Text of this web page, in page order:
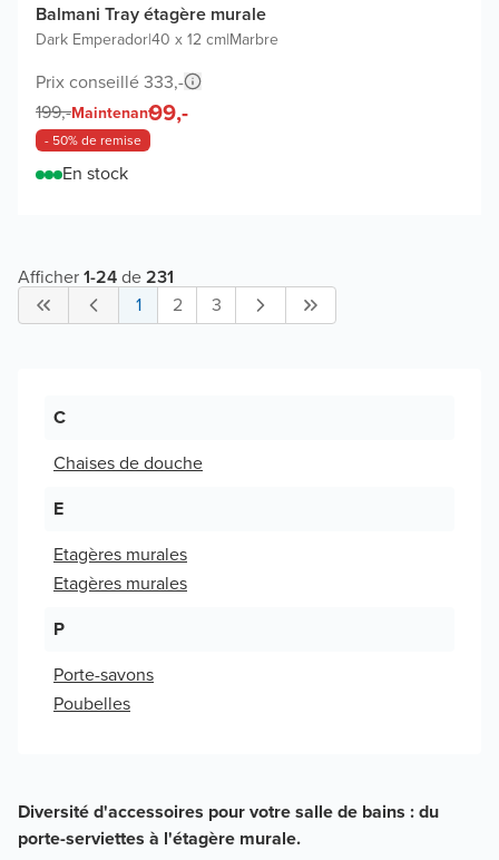
Balmani Tray étagère murale
Dark Emperador|40 x 12 cm|Marbre
Prix conseillé 333,-
199,-Maintenant99,-
- 50% de remise
En stock
Afficher1-24de231
1
2 3
C
Chaises de douche
E
Etagères murales
Etagères murales
P
Porte-savons
Poubelles
Diversité d'accessoires pour votre salle de bains : du
porte-serviettes à l'étagère murale.